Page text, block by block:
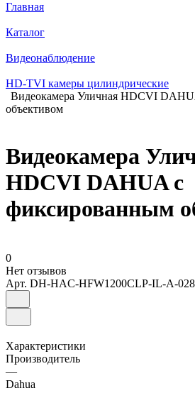
Главная
Каталог
Видеонаблюдение
HD-TVI камеры цилиндрические
Видеокамера Уличная HDCVI
объективом
Видеокамера
HDCVI DAHUA с
фиксированным
0
Нет отзывов
Арт. DH-HAC-HFW1200CLP-IL-A-
Характеристики
Производитель
—
Dahua